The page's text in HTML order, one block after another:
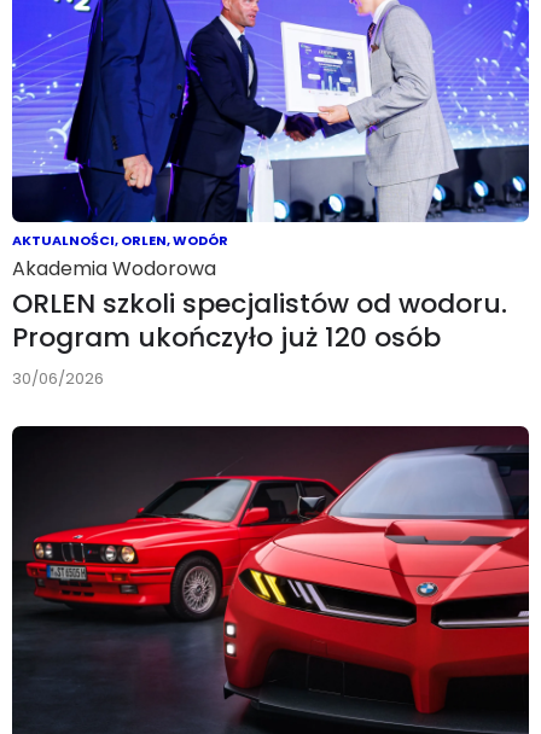
AKTUALNOŚCI,ORLEN,WODÓR
Akademia Wodorowa
ORLEN szkoli specjalistów od wodoru.
Program ukończyło już 120 osób
30/06/2026